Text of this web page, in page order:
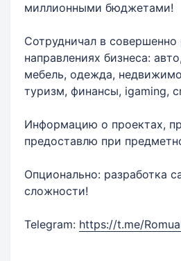
миллионными бюджетами!
Сотрудничал в совершенно
направлениях бизнеса:
мебель, одежда,
туризм, финансы, igaming,
Информацию о проектах,
предоставлю при
Опционально: разработка
сложности!
Telegram: https://t.me/